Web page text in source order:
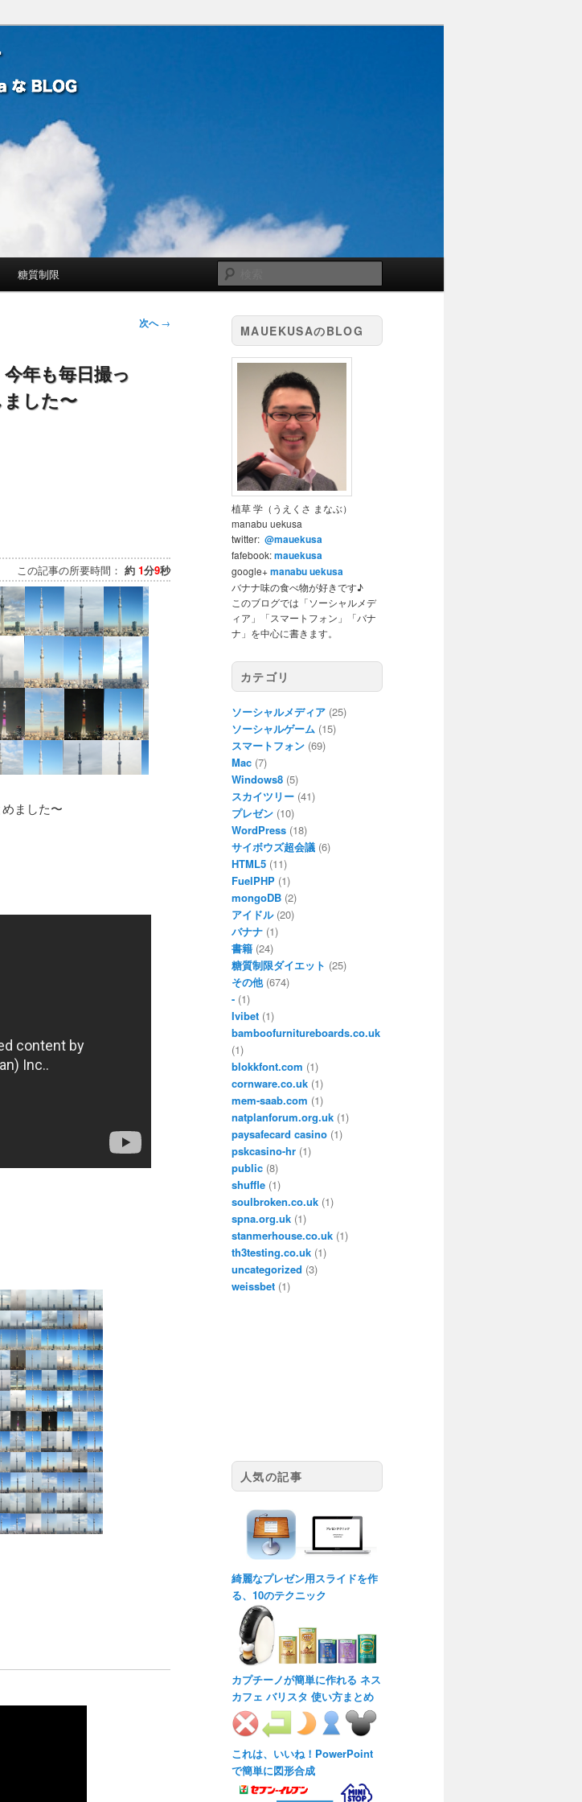
BLOG -
索
糖質制限
次へ→
年も毎日撮っ
した〜
この記事の所要時間： 約 1分9秒
ました〜
MAUEKUSAのBLOG
植草 学（うえくさ まなぶ）
manabu uekusa
twitter: @mauekusa
fafebook:mauekusa
google+manabu uekusa
バナナ味の食べ物が好きです♪
このブログでは「ソーシャルメデ
ィア」「スマートフォン」「バナ
ナ」を中心に書きます。
カテゴリ
ソーシャルメディア (25)
ソーシャルゲーム (15)
スマートフォン (69)
Mac (7)
Windows8 (5)
スカイツリー (41)
プレゼン (10)
WordPress (18)
サイボウズ超会議 (6)
HTML5 (11)
FuelPHP (1)
mongoDB (2)
アイドル(20)
バナナ (1)
書籍 (24)
糖質制限ダイエット (25)
その他(674)
- (1)
Ivibet (1)
bamboofurnitureboards.co.uk
(1)
blokkfont.com (1)
cornware.co.uk (1)
mem-saab.com (1)
natplanforum.org.uk (1)
paysafecard casino (1)
pskcasino-hr (1)
public (8)
shuffle (1)
soulbroken.co.uk (1)
spna.org.uk (1)
stanmerhouse.co.uk (1)
th3testing.co.uk (1)
uncategorized (3)
weissbet (1)
人気の記事
綺麗なプレゼン用スライドを作
る、10のテクニック
カプチーノが簡単に作れる ネス
カフェ バリスタ 使い方まとめ
これは、いいね！PowerPoint
で簡単に図形合成